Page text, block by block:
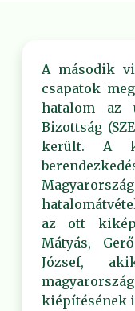
A második
csapatok
hatalom az
Bizottság
került. A
az ott
Mátyás,
József,
kiépítésének